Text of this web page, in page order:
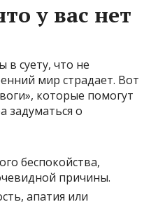
у вас нет
суету, что не
мир страдает. Вот
которые помогут
задуматься о
беспокойства,
причины.
апатия или